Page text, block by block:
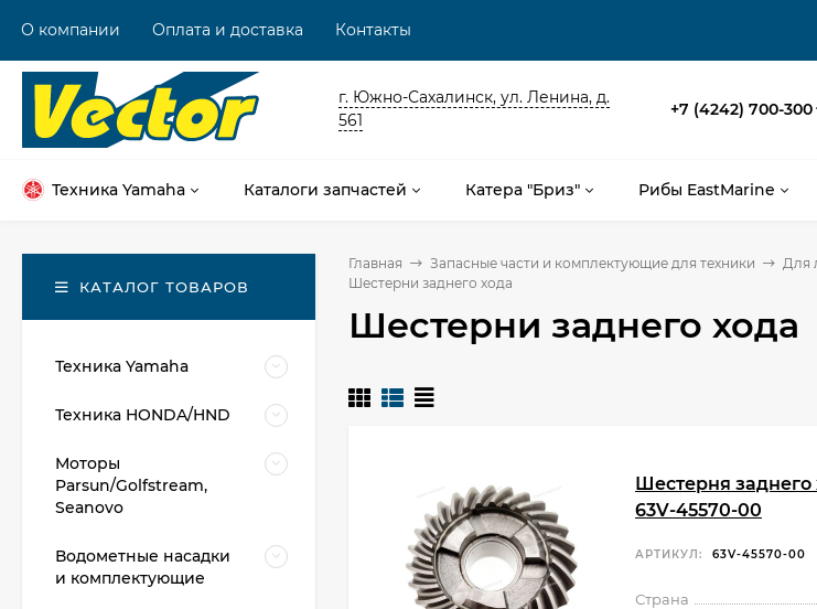
О компании Оплата и доставка Контакты
г. Южно-Сахалинск, ул. Ленина, д.
561
+7 (4242) 700-300
Техника Yamaha Каталоги запчастей Катера "Бриз" Рибы EastMarine
Главная Запасные части и комплектующие для техники Для
Шестерни заднего хода
Шестерни заднего хода
Шестерня заднего
63V-45570-00
АРТИКУЛ: 63V-45570-00
Страна
КАТАЛОГ ТОВАРОВ
Техника Yamaha
Техника HONDA/HND
Моторы
Parsun/Golfstream,
Seanovo
Водометные насадки
и комплектующие